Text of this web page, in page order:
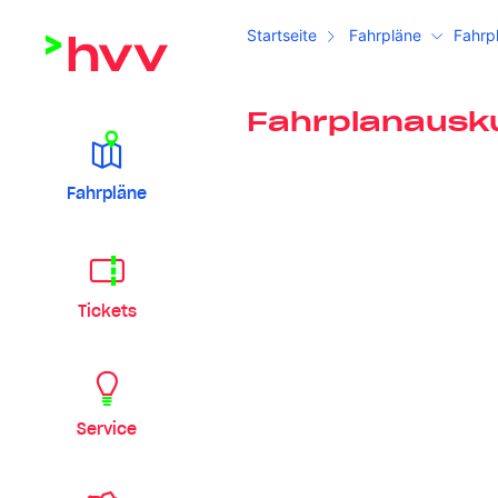
Startseite Fahrpläne
Fahrpläne
Tickets
Service